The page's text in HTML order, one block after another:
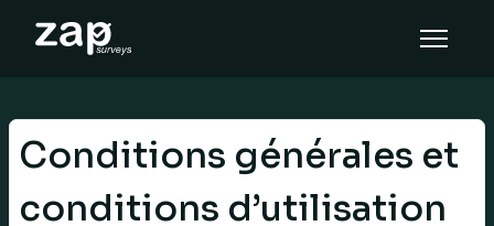
MS
Conditions générales et
conditions d’utilisation